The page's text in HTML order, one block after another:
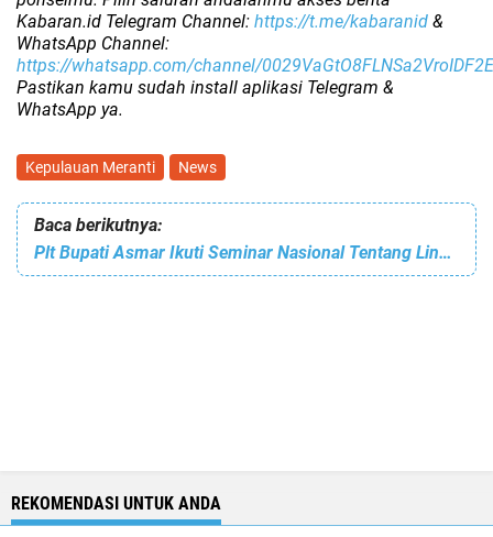
Kabaran.id Telegram Channel: https://t.me/kabaranid &
WhatsApp Channel:
https://whatsapp.com/channel/0029VaGtO8FLNSa2VroIDF2E
Pastikan kamu sudah install aplikasi Telegram &
WhatsApp ya.
Kepulauan Meranti News
Baca berikutnya:
Plt Bupati Asmar Ikuti Seminar Nasional Tentang Lingkungan
REKOMENDASI UNTUK ANDA